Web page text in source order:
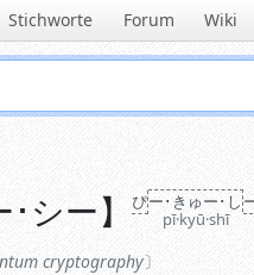
Stichworte Forum Wiki
cryptography
Postquantenkryptografie
･シー】 ぴー･きゅー･し
pī·kyū·shī
cryptography